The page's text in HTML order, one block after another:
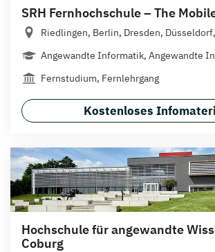
SRH Fernhochschule – The
Riedlingen, Berlin, Dresden,
Angewandte Informatik, Angewandte
Fernstudium, Fernlehrgang
Kostenloses
Hochschule für angewandte
Coburg